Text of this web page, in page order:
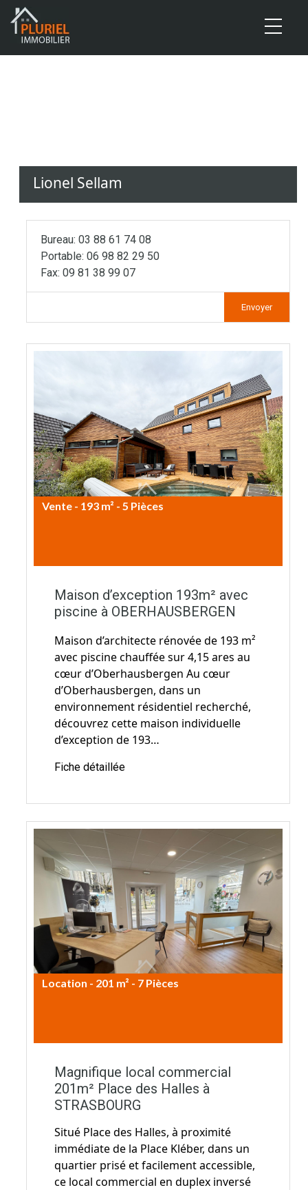
Lionel Sellam
Bureau: 03 88 61 74 08
Portable: 06 98 82 29 50
Fax: 09 81 38 99 07
Envoyer
Vente - 193 m² - 5 Pièces
Maison d’exception 193m² avec
piscine à OBERHAUSBERGEN
Maison d’architecte rénovée de 193 m²
avec piscine chauffée sur 4,15 ares au
cœur d’Oberhausbergen Au cœur
d’Oberhausbergen, dans un
environnement résidentiel recherché,
découvrez cette maison individuelle
d’exception de 193…
Fiche détaillée
Location - 201 m² - 7 Pièces
Magnifique local commercial
201m² Place des Halles à
STRASBOURG
Situé Place des Halles, à proximité
immédiate de la Place Kléber, dans un
quartier prisé et facilement accessible,
ce local commercial en duplex inversé
Cookies management panel